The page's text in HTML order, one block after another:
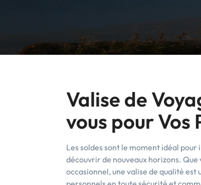
Valise de
vous pour Vos
Les soldes sont le moment idéal
découvrir de nouveaux horizons.
occasionnel, une valise de qualité